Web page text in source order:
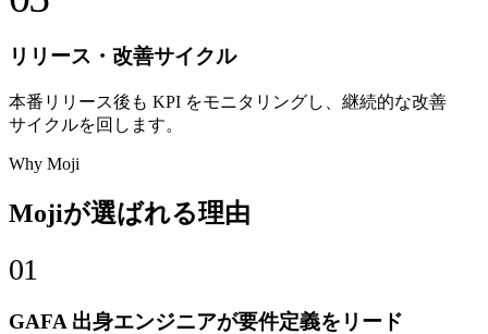
リリース・改善サイクル
本番リリース後も KPI をモニタリングし、継続的な改善
サイクルを回します。
Why Moji
Mojiが選ばれる理由
01
GAFA 出身エンジニアが要件定義をリード